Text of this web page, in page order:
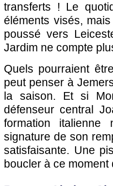
transferts ! Le
éléments visés,
poussé vers
Jardim ne compte
Quels pourraient
peut penser à
la saison. Et si
défenseur central
formation
signature de son
satisfaisante. Une
boucler à ce moment